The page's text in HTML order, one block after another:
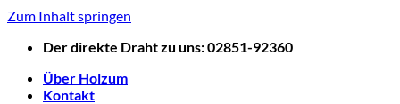
Zum Inhalt springen
Der direkte Draht zu uns: 02851-92360
Über Holzum
Kontakt